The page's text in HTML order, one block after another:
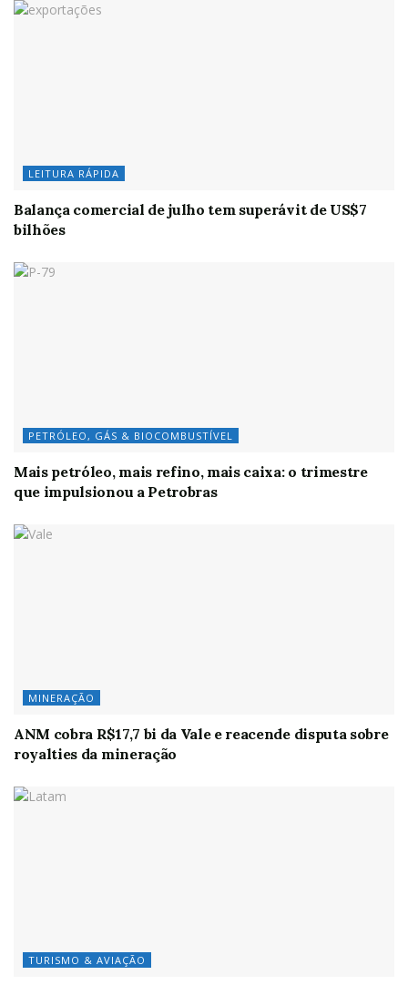
LEITURA RÁPIDA
Balança comercial de julho tem superávit de US$7
bilhões
PETRÓLEO, GÁS & BIOCOMBUSTÍVEL
Mais petróleo, mais refino, mais caixa: o trimestre
que impulsionou a Petrobras
MINERAÇÃO
ANM cobra R$17,7 bi da Vale e reacende disputa sobre
royalties da mineração
TURISMO & AVIAÇÃO